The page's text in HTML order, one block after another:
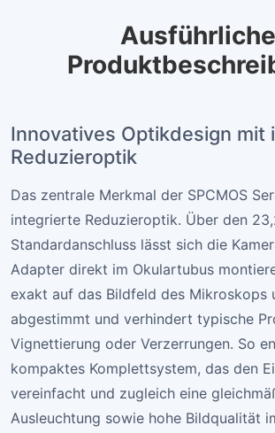
Ausführliche
Innovatives Optikdesign mit
Reduzieroptik
Das zentrale Merkmal der SPCMOS
integrierte Reduzieroptik. Über den
Standardanschluss lässt sich die
Adapter direkt im Okulartubus
exakt auf das Bildfeld des Mikroskops
abgestimmt und verhindert typische
Vignettierung oder Verzerrungen. So
kompaktes Komplettsystem, das den
vereinfacht und zugleich eine
Ausleuchtung sowie hohe Bildqualität